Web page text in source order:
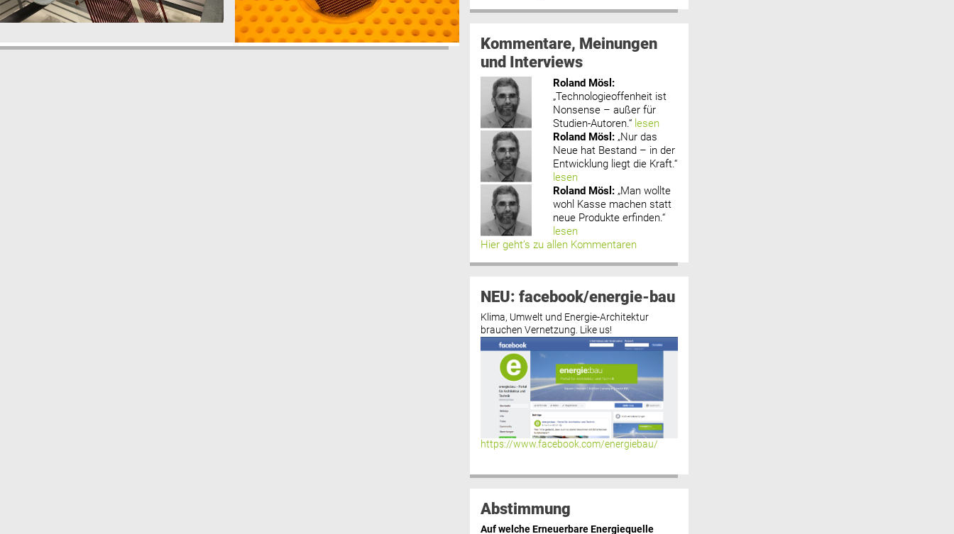
Kommentare, Meinungen
und Interviews
Roland Mösl :
„Technologieoffenheit ist
Nonsense – außer für
Studien-Autoren.“ lesen
Roland Mösl : „Nur das
Neue hat Bestand – in der
Entwicklung liegt die Kraft.“
lesen
Roland Mösl : „Man wollte
wohl Kasse machen statt
neue Produkte erfinden.“
lesen
Hier geht’s zu allen Kommentaren
NEU: facebook/energie-bau
Klima, Umwelt und Energie-Architektur
brauchen Vernetzung. Like us!
https://www.facebook.com/energiebau/
Abstimmung
Auf welche Erneuerbare Energiequelle